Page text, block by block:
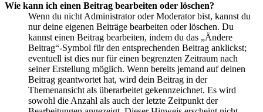
Wie kann ich einen Beitrag bearbeiten oder löschen?
Wenn du nicht Administrator oder Moderator bist, kannst du
nur deine eigenen Beiträge bearbeiten oder löschen. Du
kannst einen Beitrag bearbeiten, indem du das „Ändere
Beitrag“-Symbol für den entsprechenden Beitrag anklickst;
eventuell ist dies nur für einen begrenzten Zeitraum nach
seiner Erstellung möglich. Wenn bereits jemand auf deinen
Beitrag geantwortet hat, wird dein Beitrag in der
Themenansicht als überarbeitet gekennzeichnet. Es wird
sowohl die Anzahl als auch der letzte Zeitpunkt der